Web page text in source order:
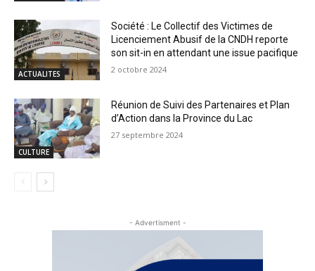
ACTUALITES
Société : Le Collectif des Victimes de
Licenciement Abusif de la CNDH reporte
son sit-in en attendant une issue pacifique
2 octobre 2024
CULTURE
Réunion de Suivi des Partenaires et Plan
d’Action dans la Province du Lac
27 septembre 2024
- Advertisment -